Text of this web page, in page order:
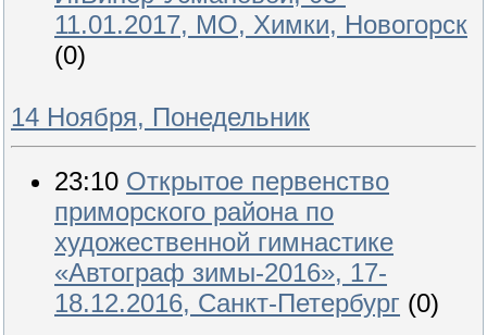
11.01.2017, МО, Химки, Новогорск
(0)
14 Ноября, Понедельник
23:10 Открытое первенство
приморского района по
художественной гимнастике
«Автограф зимы-2016», 17-
18.12.2016, Санкт-Петербург (0)